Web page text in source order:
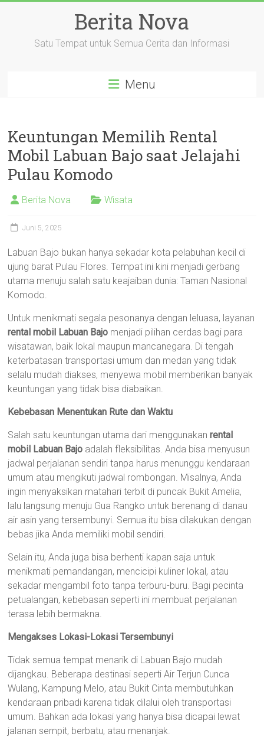
Berita Nova
Satu Tempat untuk Semua Cerita dan Informasi
Menu
Keuntungan Memilih Rental
Mobil Labuan Bajo saat Jelajahi
Pulau Komodo
Berita Nova Wisata
Juni 5, 2025
Labuan Bajo bukan hanya sekadar kota pelabuhan kecil di
ujung barat Pulau Flores. Tempat ini kini menjadi gerbang
utama menuju salah satu keajaiban dunia: Taman Nasional
Komodo.
Untuk menikmati segala pesonanya dengan leluasa, layanan
rental mobil Labuan Bajo menjadi pilihan cerdas bagi para
wisatawan, baik lokal maupun mancanegara. Di tengah
keterbatasan transportasi umum dan medan yang tidak
selalu mudah diakses, menyewa mobil memberikan banyak
keuntungan yang tidak bisa diabaikan.
Kebebasan Menentukan Rute dan Waktu
Salah satu keuntungan utama dari menggunakanrental
mobil Labuan Bajo adalah fleksibilitas. Anda bisa menyusun
jadwal perjalanan sendiri tanpa harus menunggu kendaraan
umum atau mengikuti jadwal rombongan. Misalnya, Anda
ingin menyaksikan matahari terbit di puncak Bukit Amelia,
lalu langsung menuju Gua Rangko untuk berenang di danau
air asin yang tersembunyi. Semua itu bisa dilakukan dengan
bebas jika Anda memiliki mobil sendiri.
Selain itu, Anda juga bisa berhenti kapan saja untuk
menikmati pemandangan, mencicipi kuliner lokal, atau
sekadar mengambil foto tanpa terburu-buru. Bagi pecinta
petualangan, kebebasan seperti ini membuat perjalanan
terasa lebih bermakna.
Mengakses Lokasi-Lokasi Tersembunyi
Tidak semua tempat menarik di Labuan Bajo mudah
dijangkau. Beberapa destinasi seperti Air Terjun Cunca
Wulang, Kampung Melo, atau Bukit Cinta membutuhkan
kendaraan pribadi karena tidak dilalui oleh transportasi
umum. Bahkan ada lokasi yang hanya bisa dicapai lewat
jalanan sempit, berbatu, atau menanjak.